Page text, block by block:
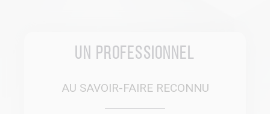
Un professionnel
AU SAVOIR-FAIRE RECONNU